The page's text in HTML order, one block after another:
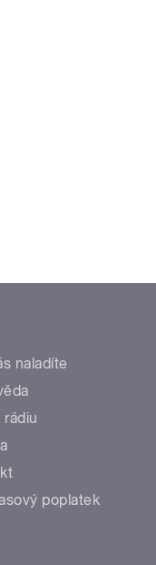
naladíte
rádiu
poplatek